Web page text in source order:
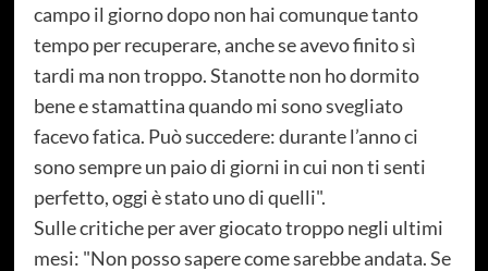
campo il giorno dopo non hai comunque tanto
tempo per recuperare, anche se avevo finito sì
tardi ma non troppo. Stanotte non ho dormito
bene e stamattina quando mi sono svegliato
facevo fatica. Può succedere: durante l’anno ci
sono sempre un paio di giorni in cui non ti senti
perfetto, oggi è stato uno di quelli".
Sulle critiche per aver giocato troppo negli ultimi
mesi: "Non posso sapere come sarebbe andata. Se